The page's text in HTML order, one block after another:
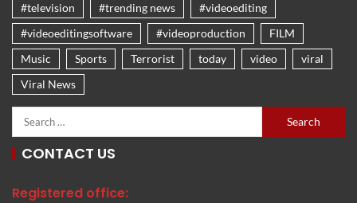
#television
#trending news
#videoediting
#videoeditingsoftware
#videoproduction
FILM
Music
Sports Terrorist today video
viral
Viral News
CONTACT US
Registered office: